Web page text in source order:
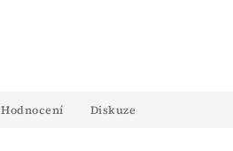
Hodnocení Diskuze